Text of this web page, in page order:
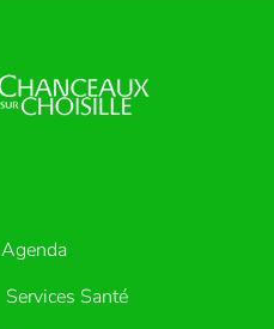
Agenda
Services Santé